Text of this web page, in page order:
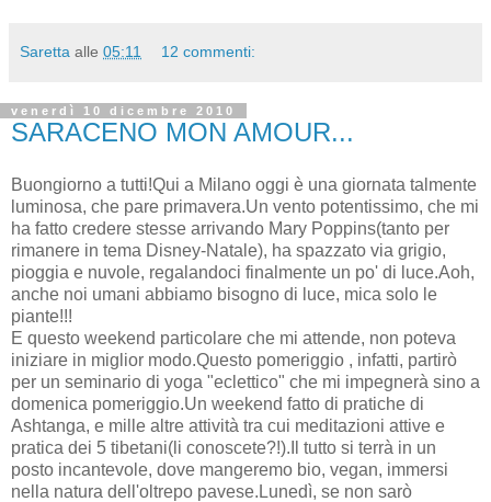
Saretta alle 05:11 12 commenti:
venerdì 10 dicembre 2010
SARACENO MON AMOUR...
Buongiorno a tutti!Qui a Milano oggi è una giornata talmente
luminosa, che pare primavera.Un vento potentissimo, che mi
ha fatto credere stesse arrivando Mary Poppins(tanto per
rimanere in tema Disney-Natale), ha spazzato via grigio,
pioggia e nuvole, regalandoci finalmente un po' di luce.Aoh,
anche noi umani abbiamo bisogno di luce, mica solo le
piante!!!
E questo weekend particolare che mi attende, non poteva
iniziare in miglior modo.Questo pomeriggio , infatti, partirò
per un seminario di yoga "eclettico" che mi impegnerà sino a
domenica pomeriggio.Un weekend fatto di pratiche di
Ashtanga, e mille altre attività tra cui meditazioni attive e
pratica dei 5 tibetani(li conoscete?!).Il tutto si terrà in un
posto incantevole, dove mangeremo bio, vegan, immersi
nella natura dell'oltrepo pavese.Lunedì, se non sarò